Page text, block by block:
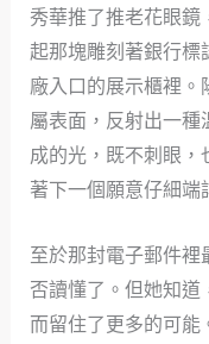
秀華推了推老花眼鏡
起那塊雕刻著銀行標
廠入口的展示櫃裡。
屬表面，反射出一種
成的光，既不刺眼，
著下一個願意仔細端
至於那封電子郵件裡
否讀懂了。但她知道
而留住了更多的可能